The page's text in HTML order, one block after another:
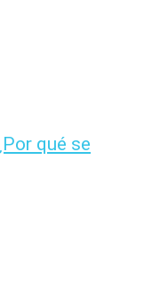
qué se